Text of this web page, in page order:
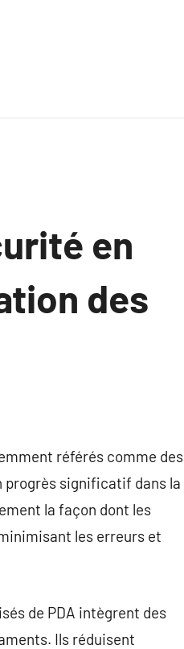
en
des
référés comme des
progrès significatif dans la
la façon dont les
les erreurs et
de PDA intègrent des
Ils réduisent